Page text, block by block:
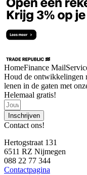
HomeFinance
Houd de ontwikkelingen
lenen in de gaten met
Helemaal gratis!
Inschrijven
Contact ons!
Hertogstraat 131
6511 RZ Nijmegen
088 22 77 344
Contactpagina